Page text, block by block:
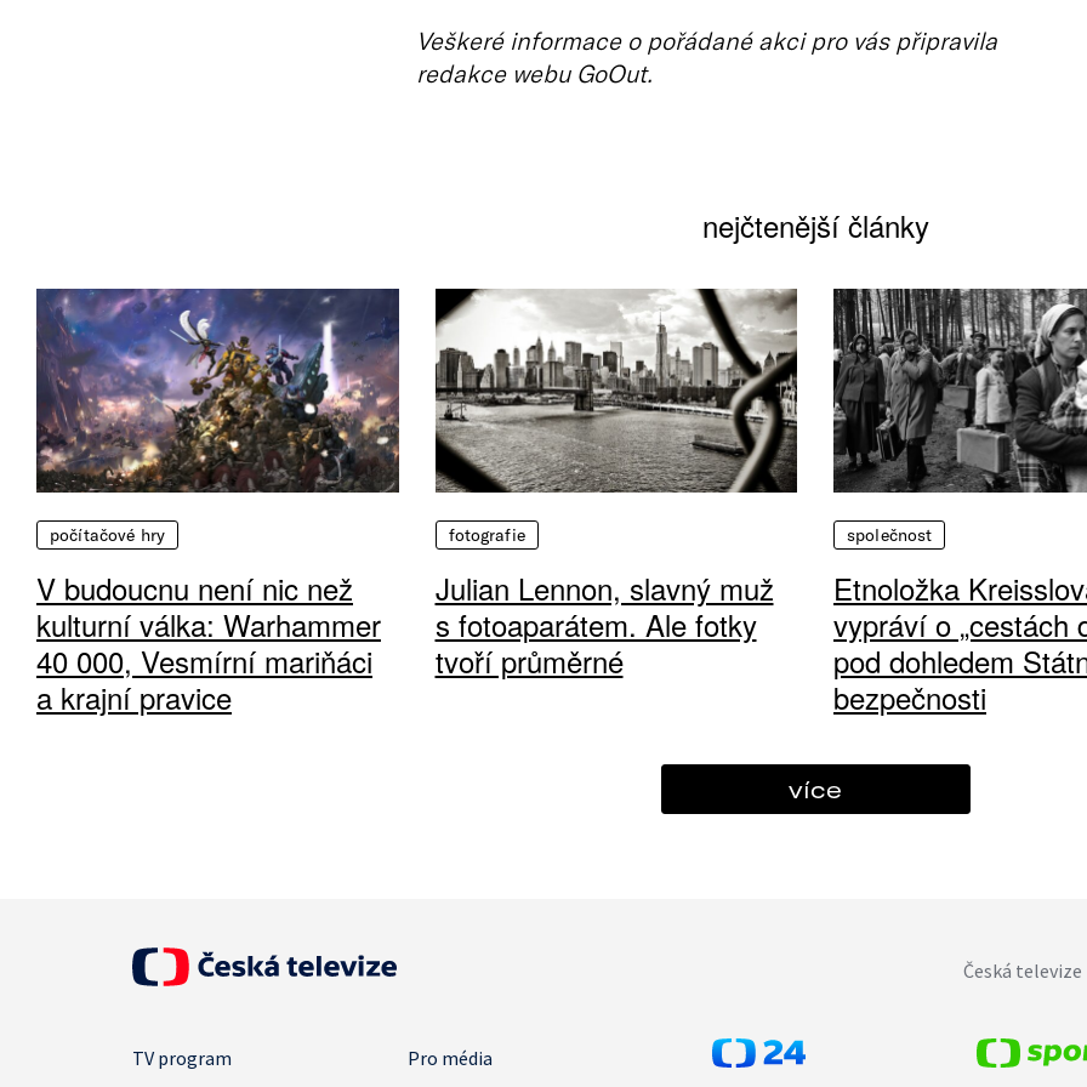
Veškeré informace o pořádané akci pro vás připravila
redakce webu GoOut.
nejčtenější články
počítačové hry
V budoucnu není nic než
kulturní válka: Warhammer
40 000, Vesmírní mariňáci
a krajní pravice
fotografie
Julian Lennon, slavný muž
s fotoaparátem. Ale fotky
tvoří průměrné
společnost
Etnoložka
vypráví o „cestách
pod dohledem
bezpečnosti
více
Česká
TV program
Pro média